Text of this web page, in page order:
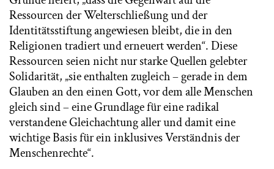
Ressourcen der Welterschließung und der
Identitätsstiftung angewiesen bleibt, die in den
Religionen tradiert und erneuert werden“. Diese
Ressourcen seien nicht nur starke Quellen gelebter
Solidarität, „sie enthalten zugleich – gerade in dem
Glauben an den einen Gott, vor dem alle Menschen
gleich sind – eine Grundlage für eine radikal
verstandene Gleichachtung aller und damit eine
wichtige Basis für ein inklusives Verständnis der
Menschenrechte“.